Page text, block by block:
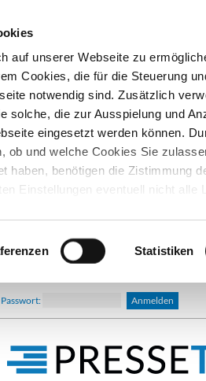
auf unserer Webseite zu
Cookies, die für die Steuerung
notwendig sind. Zusätzlich
solche, die zur Ausspielung und
eingesetzt werden können.
ob und welche Cookies Sie
haben, benötigen die Zistimmung
Einstellungen eventuell nicht alle
Statistiken
Passwort: